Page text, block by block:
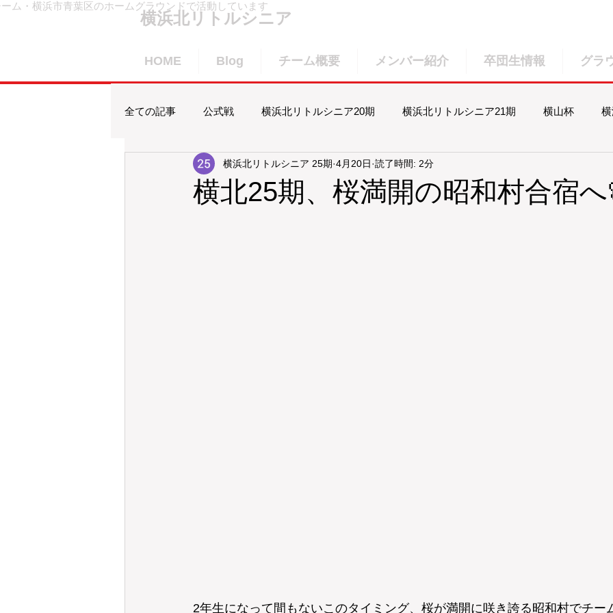
横浜北リトルシニア
ム・横浜市青葉区のホームグラウンドで活動しています
HOME Blog チーム概要 メンバー紹介 卒団生情報 グラ
全ての記事 公式戦 横浜北リトルシニア20期 横浜北リトルシニア21期 横山杯
賀詞交歓会 横浜北リトルシニア23期 横浜北リトルシニア24期
横北25期、桜満開の昭和村合宿へ
横浜北リトルシニア 25期 4月20日 読了時間: 2分
2年生になって間もないこのタイミング、桜が満開に咲き誇る昭和村でチー